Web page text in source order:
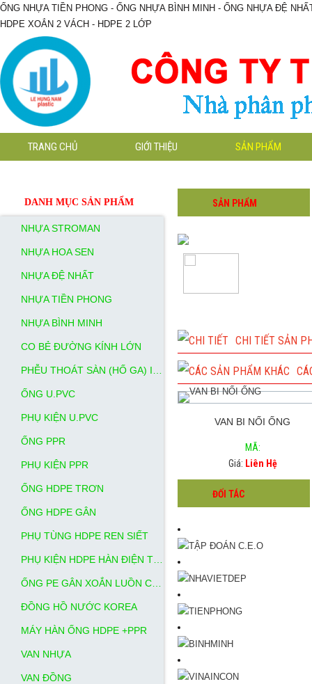
ỐNG NHỰA TIỀN PHONG - ỐNG NHỰA BÌNH MINH - ỐNG NHỰA ĐỆ
HDPE XOẮN 2 VÁCH - HDPE 2 LỚP
TRANG CHỦ GIỚI THIỆU SẢN PHẨM
DANH MỤC SẢN PHẨM
NHỰA STROMAN
NHỰA HOA SEN
NHỰA ĐỆ NHẤT
NHỰA TIỀN PHONG
NHỰA BÌNH MINH
CO BẺ ĐƯỜNG KÍNH LỚN
ỐNG U.PVC
PHỤ KIỆN U.PVC
ỐNG PPR
PHỤ KIỆN PPR
ỐNG HDPE TRƠN
ỐNG HDPE GÂN
PHỤ TÙNG HDPE REN SIẾT
ĐỒNG HỒ NƯỚC KOREA
MÁY HÀN ỐNG HDPE +PPR
VAN NHỰA
VAN ĐỒNG
PHỤ
KIỆN
HÀN
ĐIỆN
TRỞ
ĐIỆN
TRỞ
ĐIỆN
ĐIỆN
ĐIỆN
ĐIỆN
SẢN PHẨM
CHI TIẾT SẢN
VAN BI NỐI ỐNG
MÃ:
Giá: Liên Hệ
ĐỐI TÁC